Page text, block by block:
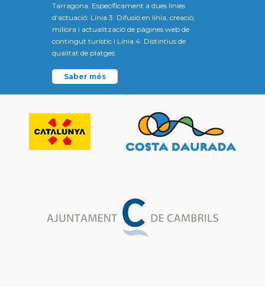
Tarragona. Específicament a dues línies
d'actuació: Línia 3: Difusió en línia, creació,
millora i actualització de pàgines web de
contingut turístic i Línia 4: Distintius de
qualitat de platges.
Saber més